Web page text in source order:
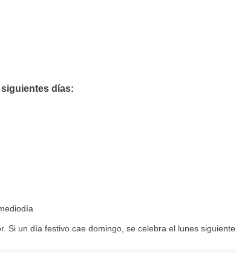
días:
Si un día festivo cae domingo, se celebra el lunes siguiente.